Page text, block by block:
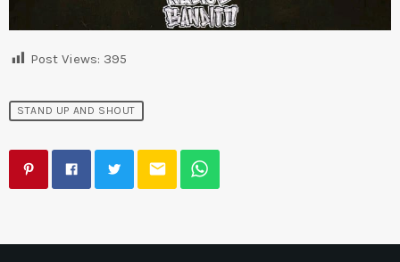
Post Views: 395
STAND UP AND SHOUT
email